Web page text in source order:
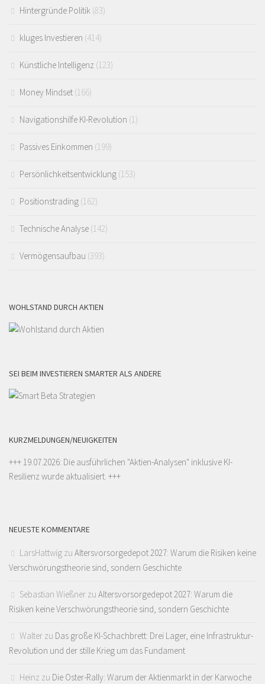
Hintergründe Politik (83)
kluges Investieren (414)
Künstliche Intelligenz (123)
Money Mindset (166)
Navigationshilfe KI-Revolution (1)
Passives Einkommen (199)
Persönlichkeitsentwicklung (153)
Positionstrading (162)
Technische Analyse (142)
Vermögensaufbau (393)
WOHLSTAND DURCH AKTIEN
SEI BEIM INVESTIEREN SMARTER ALS ANDERE
KURZMELDUNGEN/NEUIGKEITEN
+++ 19.07.2026: Die ausführlichen "Aktien-Analysen" inklusive KI-
Resilienz wurde aktualisiert. +++
NEUESTE KOMMENTARE
LarsHattwig zu Altersvorsorgedepot 2027: Warum die Risiken keine
Verschwörungstheorie sind, sondern Geschichte
Sebastian Wießner zu Altersvorsorgedepot 2027: Warum die
Risiken keine Verschwörungstheorie sind, sondern Geschichte
Walter zu Das große KI-Schachbrett: Drei Lager, eine Infrastruktur-
Revolution und der stille Krieg um das Fundament
Heinz zu Die Oster-Rally: Warum der Aktienmarkt in der Karwoche